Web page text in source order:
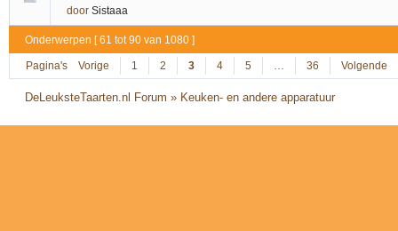
door Sistaaa
Onderwerpen [ 61 tot 90 van 1080 ]
Pagina's Vorige 1 2 3 4 5 … 36 Volgende
DeLeuksteTaarten.nl Forum » Keuken- en andere apparatuur